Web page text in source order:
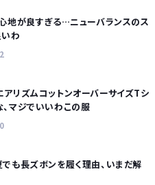
地が良すぎる…ニューバランスのス
わ
2
リズムコットンオーバーサイズTシ
マジでいいわこの服
0
も長ズボンを履く理由、いまだ解